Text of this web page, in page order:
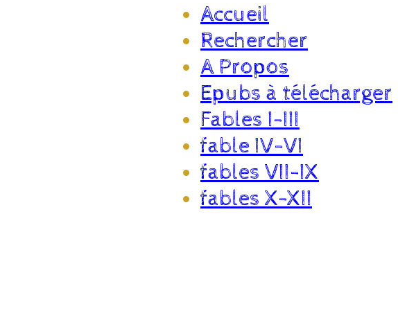
Accueil
Rechercher
A Propos
Epubs à télécharger
Fables I-III
fable IV-VI
fables VII-IX
fables X-XII